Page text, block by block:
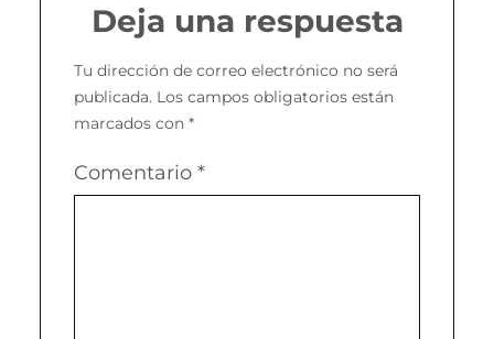
Deja una respuesta
Tu dirección de correo electrónico no será
publicada. Los campos obligatorios están
marcados con *
Comentario *